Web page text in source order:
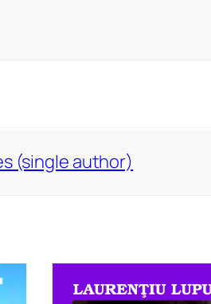
(single author)